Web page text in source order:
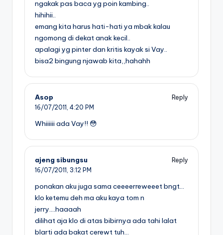
ngakak pas baca yg poin kambing..
hihihii..
emang kita harus hati-hati ya mbak kalau
ngomong di dekat anak kecil..
apalagi yg pinter dan kritis kayak si Vay..
bisa2 bingung njawab kita,,hahahh
Asop
Reply
16/07/2011, 4:20 PM
Whiiiiii ada Vay!! 😳
ajeng sibungsu
Reply
16/07/2011, 3:12 PM
ponakan aku juga sama ceeeerreweeet bngt…
klo ketemu deh ma aku kaya tom n
jerry….haaaah
dilihat aja klo di atas bibirnya ada tahi lalat
blarti ada bakat cerewt tuh…